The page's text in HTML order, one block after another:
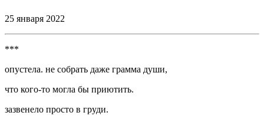
25 января 2022
***
опустела. не собрать даже грамма души,
что кого-то могла бы приютить.
зазвенело просто в груди.